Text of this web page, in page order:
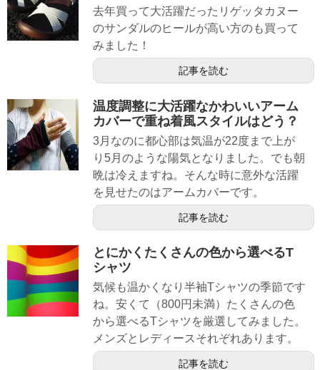
去年買って大活躍だったリゲッタカヌー
のサンダルのヒールが高い方のも買って
みました！
記事を読む
温度調整に大活躍なかわいいアーム
カバーで重ね着風スタイルはどう？
3月なのに都心部は気温が22度まで上が
り5月のような陽気となりました。でも朝
晩は冷えますね。そんな時に意外な活躍
を見せたのはアームカバーです。
記事を読む
とにかくたくさんの色から選べるT
シャツ
気候も温かくなり半袖Tシャツの季節です
ね。安くて（800円未満）たくさんの色
から選べるTシャツを厳選してみました。
メンズとレディースそれぞれあります。
記事を読む